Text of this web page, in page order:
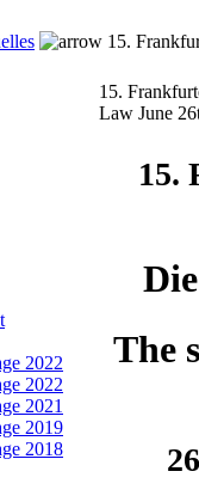
15.
2022
2022
2021
2019
2018
15.
Law June
15.
The